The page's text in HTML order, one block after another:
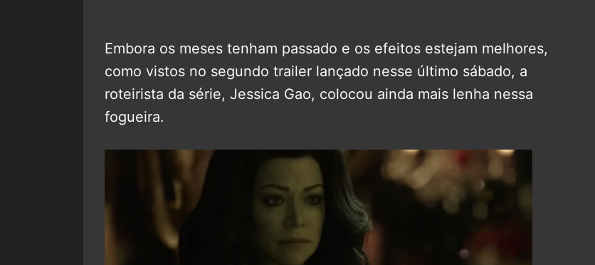
Embora os meses tenham passado e os efeitos estejam melhores,
como vistos no segundo trailer lançado nesse último sábado, a
roteirista da série, Jessica Gao, colocou ainda mais lenha nessa
fogueira.